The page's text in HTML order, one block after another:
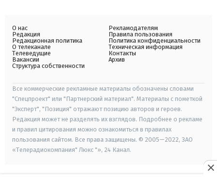
О нас
Редакция
Редакционная политика
О телеканале
Телеведущие
Вакансии
Структура собственности
Рекламодателям
Правила пользования
Политика конфиденциальности
Техническая информация
Контакты
Архив
Все коммерческие рекламные материалы обозначены словами
"Спецпроект" или "Партнерский материал". Материалы с пометкой
"Эксперт", "Позиция" отражают позицию авторов и героев.
Редакция может не разделять их взглядов. Подробнее о рекламе
и правил цитирования можно ознакомиться в правилах
пользования сайтом. Все права защищены. © 2005—2022, ЗАО
«Телерадиокомпания" Люкс "», 24 Канал.